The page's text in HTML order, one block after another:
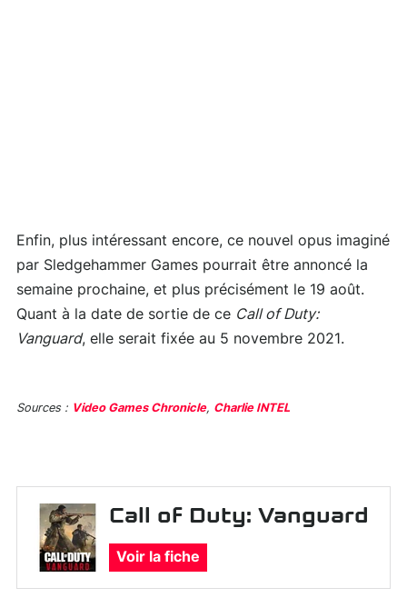
Enfin, plus intéressant encore, ce nouvel opus imaginé
par Sledgehammer Games pourrait être annoncé la
semaine prochaine, et plus précisément le 19 août.
Quant à la date de sortie de ce Call of Duty:
Vanguard, elle serait fixée au 5 novembre 2021.
Sources : Video Games Chronicle, Charlie INTEL
Call of Duty: Vanguard
Voir la fiche